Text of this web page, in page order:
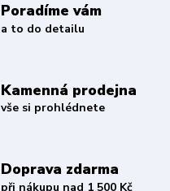
Poradíme vám
a to do detailu
Kamenná prodejna
vše si prohlédnete
Doprava zdarma
při nákupu nad 1 500 Kč